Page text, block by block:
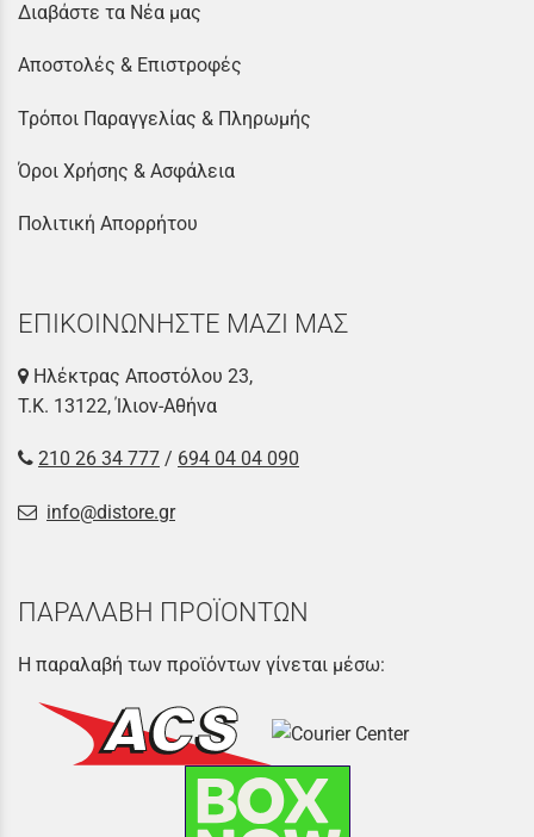
Διαβάστε τα Νέα μας
Αποστολές & Επιστροφές
Τρόποι Παραγγελίας & Πληρωμής
Όροι Χρήσης & Ασφάλεια
Πολιτική Απορρήτου
ΕΠΙΚΟΙΝΩΝΗΣΤΕ ΜΑΖΙ ΜΑΣ
Ηλέκτρας Αποστόλου 23,
Τ.Κ. 13122, Ίλιον-Αθήνα
210 26 34 777 / 694 04 04 090
info@distore.gr
ΠΑΡΑΛΑΒΗ ΠΡΟΪΟΝΤΩΝ
Η παραλαβή των προϊόντων γίνεται μέσω: